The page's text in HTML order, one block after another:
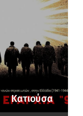
Κατιούσα